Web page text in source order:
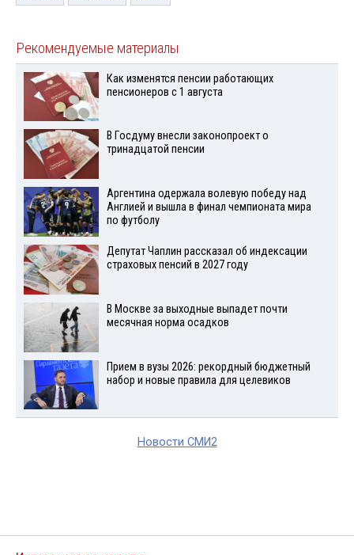
Рекомендуемые материалы
Как изменятся пенсии работающих
пенсионеров с 1 августа
В Госдуму внесли законопроект о
тринадцатой пенсии
Аргентина одержала волевую победу над
Англией и вышла в финал чемпионата мира
по футболу
Депутат Чаплин рассказал об индексации
страховых пенсий в 2027 году
В Москве за выходные выпадет почти
месячная норма осадков
Прием в вузы 2026: рекордный бюджетный
набор и новые правила для целевиков
Новости СМИ2